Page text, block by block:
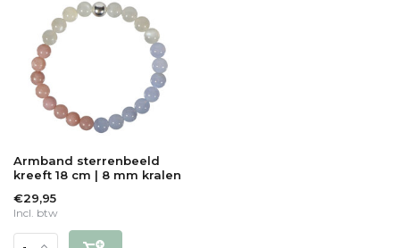
Armband sterrenbeeld
kreeft 18 cm | 8 mm kralen
€29,95
Incl. btw